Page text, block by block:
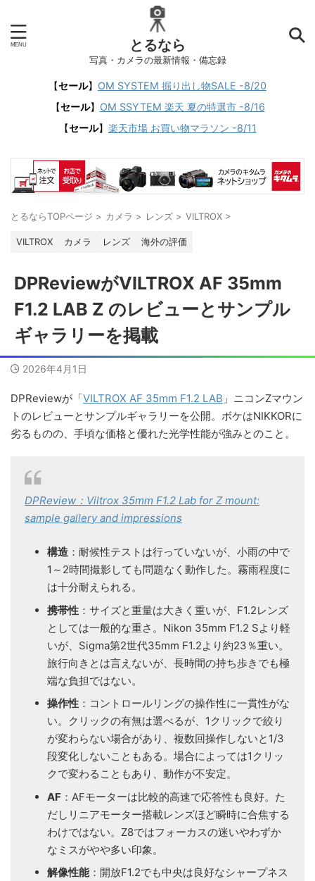
とるなら
写真・カメラの最新情報・備忘録
【セール】 OM SYSTEM 掘り出し物SALE -8/20
【セール】 OM SSYTEM 楽天 夏の特選市 -8/16
【セール】 楽天市場 お買い物マラソン -8/11
とるならTOPページ > カメラ > レンズ > VILTROX >
VILTROX カメラ レンズ 海外の評価
DPReviewがVILTROX AF 35mm
F1.2 LAB Z のレビューとサンプル
ギャラリーを掲載
2026年4月1日
DPReviewが「VILTROX AF 35mm F1.2 LAB 」ニコンZマウン
トのレビューとサンプルギャラリーを公開。ボケはNIKKORに
劣るものの、手頃な価格と優れた光学性能が強みとのこと。
DPReview：Viltrox 35mm F1.2 Lab for Z mount:
sample gallery and impressions
構造 ：耐候性テストは行っていないが、小雨の中で
1～2時間撮影しても問題なく動作した。霧雨程度に
は十分耐えられる。
携帯性 ：サイズと重量は大きく重いが、F1.2レンズ
としては一般的な重さ。Nikon 35mm F1.2 Sより軽
いが、Sigma第2世代35mm F1.2より約23％重い。
旅行向きとは言えないが、長時間の持ち歩きでも極
端な負担ではない。
操作性 ：コントロールリングの操作性に一貫性がな
い。クリックの有無は選べるが、1クリックで絞り
が変わらない場合があり、複数回操作しないと1/3
段変化しないこともある。場合によっては1クリッ
クで変わることもあり、動作が不安定。
AF ：AFモーターは比較的高速で応答性も良好。た
だしリニアモーター搭載レンズほど瞬時に合焦する
わけではない。Z8ではフォーカスの迷いやわずか
なミスがやや多い印象。
解像性能：開放F1.2でも中央は良好なシャープネス